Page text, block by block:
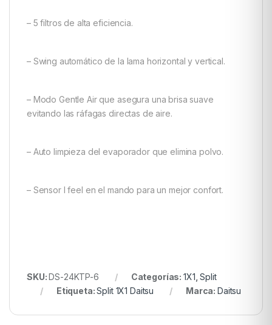
– 5 filtros de alta eficiencia.
– Swing automático de la lama horizontal y vertical.
– Modo Gentle Air que asegura una brisa suave
evitando las ráfagas directas de aire.
– Auto limpieza del evaporador que elimina polvo.
– Sensor I feel en el mando para un mejor confort.
SKU:DS-24KTP-6 Categorías: 1X1 ,Split
Etiqueta:Split 1X1 Daitsu Marca: Daitsu